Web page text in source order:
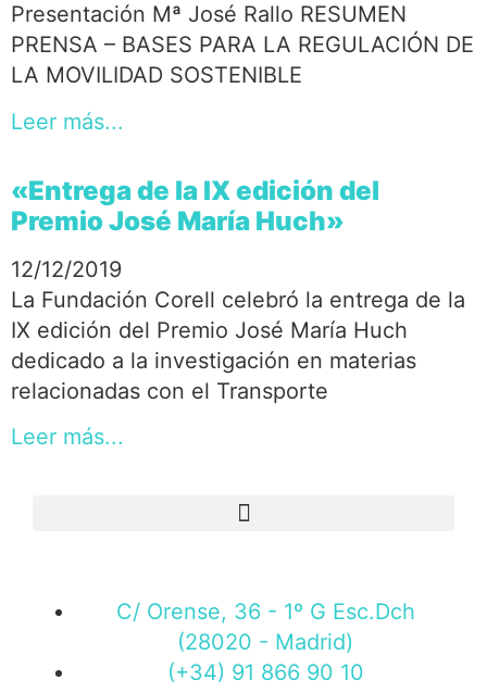
Presentación Mª José Rallo RESUMEN
PRENSA – BASES PARA LA REGULACIÓN DE
LA MOVILIDAD SOSTENIBLE
Leer más...
«Entrega de la IX edición del
Premio José María Huch»
12/12/2019
La Fundación Corell celebró la entrega de la
IX edición del Premio José María Huch
dedicado a la investigación en materias
relacionadas con el Transporte
Leer más...
C/ Orense, 36 - 1º G Esc.Dch
(28020 - Madrid)
(+34) 91 866 90 10